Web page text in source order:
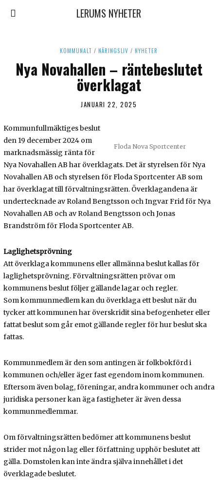
LERUMS NYHETER
KOMMUNALT / NÄRINGSLIV / NYHETER
Nya Novahallen – räntebeslutet
överklagat
JANUARI 22, 2025
R
2
2
,
2
0
5
Floda Nova Sportcenter
Kommunfullmäktiges beslut
den 19 december 2024 om
marknadsmässig ränta för
Nya Novahallen AB har överklagats. Det är styrelsen för Nya
Novahallen AB och styrelsen för Floda Sportcenter AB som
har överklagat till förvaltningsrätten. Överklagandena är
undertecknade av Roland Bengtsson och Ingvar Frid för Nya
Novahallen AB och av Roland Bengtsson och Jonas
Brandström för Floda Sportcenter AB.
Laglighetsprövning
Att överklaga kommunens eller allmänna beslut kallas för
laglighetsprövning. Förvaltningsrätten prövar om
kommunens beslut följer gällande lagar och regler.
Som kommunmedlem kan du överklaga ett beslut när du
tycker att kommunen har överskridit sina befogenheter eller
fattat beslut som går emot gällande regler för hur beslut ska
fattas.
Kommunmedlem är den som antingen är folkbokförd i
kommunen och/eller äger fast egendom inom kommunen.
Eftersom även bolag, föreningar, andra kommuner och andra
juridiska personer kan äga fastigheter är även dessa
kommunmedlemmar.
Om förvaltningsrätten bedömer att kommunens beslut
strider mot någon lag eller författning upphör beslutet att
gälla. Domstolen kan inte ändra själva innehållet i det
överklagade beslutet.